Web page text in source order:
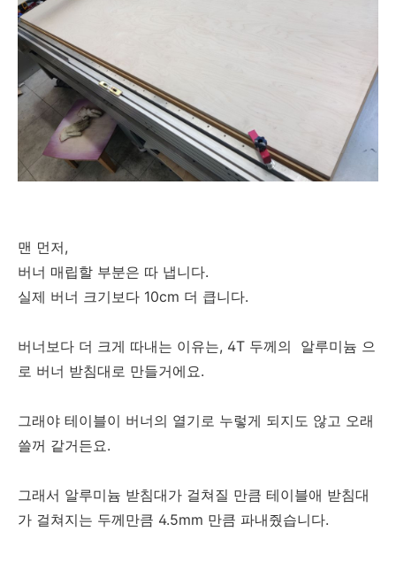
맨 먼저,
버너 매립할 부분은 따 냅니다.
실제 버너 크기보다 10cm 더 큽니다.
버너보다 더 크게 따내는 이유는, 4T 두께의 알루미늄 으
로 버너 받침대로 만들거에요.
그래야 테이블이 버너의 열기로 누렇게 되지도 않고 오래
쓸꺼 같거든요.
그래서 알루미늄 받침대가 걸쳐질 만큼 테이블애 받침대
가 걸쳐지는 두께만큼 4.5mm 만큼 파내줬습니다.